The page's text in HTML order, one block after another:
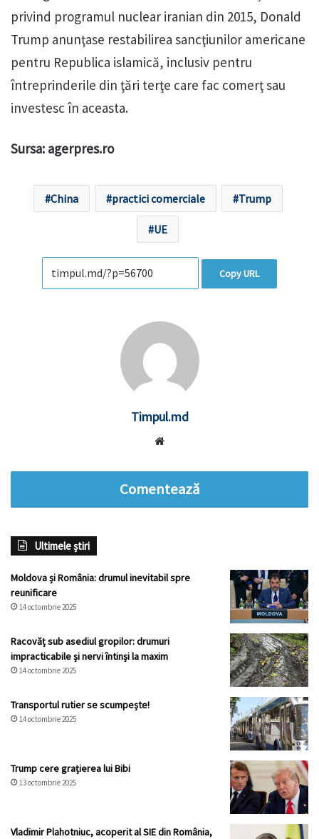
privind programul nuclear iranian din 2015, Donald
Trump anunţase restabilirea sancţiunilor americane
pentru Republica islamică, inclusiv pentru
întreprinderile din ţări terţe care fac comerţ sau
investesc în aceasta.
Sursa: agerpres.ro
China practici comerciale Trump
UE
Copy URL
Timpul.md
Comentează
Ultimele știri
Moldova și România: drumul inevitabil spre
reunificare
14 octombrie 2025
Racovăț sub asediul gropilor: drumuri
impracticabile și nervi întinși la maxim
14 octombrie 2025
Transportul rutier se scumpește!
14 octombrie 2025
Trump cere grațierea lui Bibi
13 octombrie 2025
Vladimir Plahotniuc, acoperit al SIE din România,